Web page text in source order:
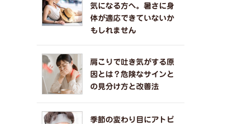
気になる方へ。暑さに身
体が適応できていないか
もしれません
肩こりで吐き気がする原
因とは？危険なサインと
の見分け方と改善法
季節の変わり目にアトピ